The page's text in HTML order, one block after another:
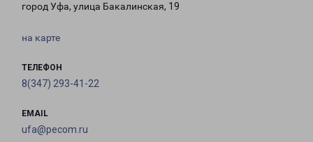
город Уфа, улица Бакалинская, 19
на карте
ТЕЛЕФОН
8(347) 293-41-22
EMAIL
ufa@pecom.ru